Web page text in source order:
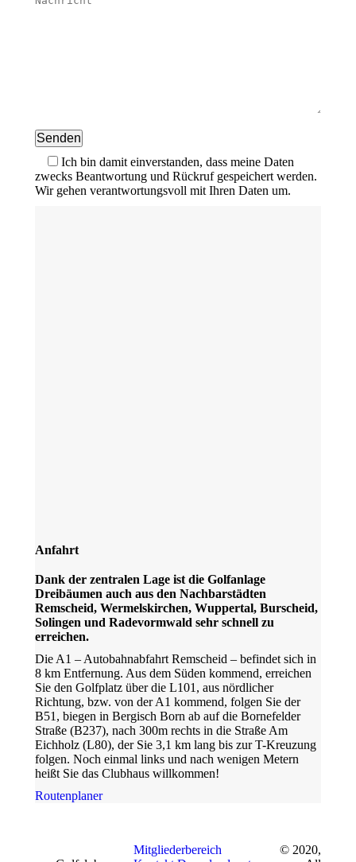
Ich bin damit einverstanden, dass meine Daten
zwecks Beantwortung und Rückruf gespeichert werden.
Wir gehen verantwortungsvoll mit Ihren Daten um.
Anfahrt
Dank der zentralen Lage ist die Golfanlage
Dreibäumen auch aus den Nachbarstädten
Remscheid, Wermelskirchen, Wuppertal, Burscheid,
Solingen und Radevormwald sehr schnell zu
erreichen.
Die A1 – Autobahnabfahrt Remscheid – befindet sich in
8 km Entfernung. Aus dem Süden kommend, erreichen
Sie den Golfplatz über die L101, aus nördlicher
Richtung, bzw. von der A1 kommend, folgen Sie der
B51, biegen in Bergisch Born ab auf die Bornefelder
Straße (B237), nach 300m rechts in die Straße Am
Eichholz (L80), der Sie 3,1 km lang bis zur T-Kreuzung
folgen. Noch einmal links und nach wenigen Metern
heißt Sie das Clubhaus willkommen!
Routenplaner
Mitgliederbereich
© 2020,